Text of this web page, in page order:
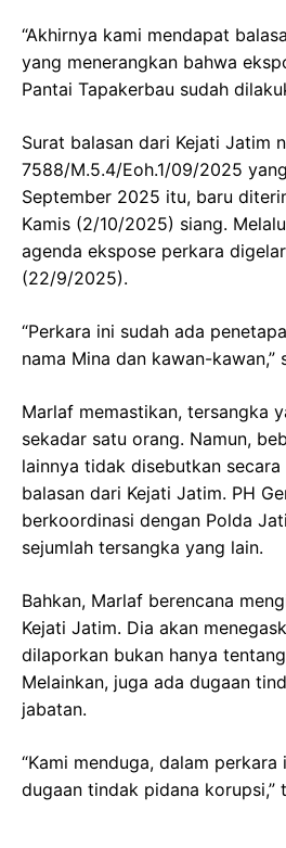
“Akhirnya kami mendapat
yang menerangkan bahwa
Pantai Tapakerbau sudah
Surat balasan dari Kejati Jatim
7588/M.5.4/Eoh.1/09/2025
September 2025 itu, baru
Kamis (2/10/2025) siang.
agenda ekspose perkara
(22/9/2025).
“Perkara ini sudah ada
nama Mina dan kawan-kawan,”
Marlaf memastikan, tersangka
sekadar satu orang. Namun,
lainnya tidak disebutkan
balasan dari Kejati Jatim. PH
berkoordinasi dengan Polda
sejumlah tersangka yang lain.
Bahkan, Marlaf berencana
Kejati Jatim. Dia akan
dilaporkan bukan hanya
Melainkan, juga ada dugaan
jabatan.
“Kami menduga, dalam
dugaan tindak pidana korupsi,”